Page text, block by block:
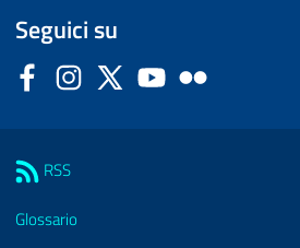
Seguici su
FacebookInstagram
Twitter YouTube
RSS
Glossario